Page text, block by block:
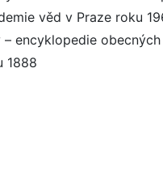
věd v Praze roku
– encyklopedie
1888